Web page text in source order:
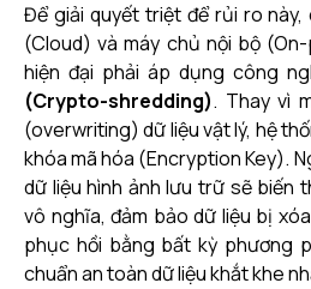
Để giải quyết triệt để rủi ro này,
(Cloud) và máy chủ nội bộ
hiện đại phải áp dụng công
(Crypto-shredding). Thay vì
(overwriting) dữ liệu vật lý, hệ
khóa mã hóa (Encryption Key).
dữ liệu hình ảnh lưu trữ sẽ biến
vô nghĩa, đảm bảo dữ liệu bị
phục hồi bằng bất kỳ phương
chuẩn an toàn dữ liệu khắt khe